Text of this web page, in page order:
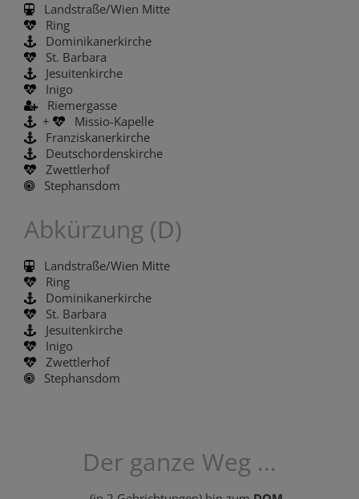
Landstraße/Wien Mitte
Ring
Dominikanerkirche
St. Barbara
Jesuitenkirche
Inigo
Riemergasse
+
Missio-Kapelle
Franziskanerkirche
Deutschordenskirche
Zwettlerhof
Stephansdom
Abkürzung (D)
Landstraße/Wien Mitte
Ring
Dominikanerkirche
St. Barbara
Jesuitenkirche
Inigo
Zwettlerhof
Stephansdom
Der ganze Weg ...